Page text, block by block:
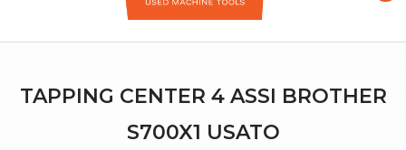
TAPPING CENTER 4 ASSI BROTHER
S700X1 USATO